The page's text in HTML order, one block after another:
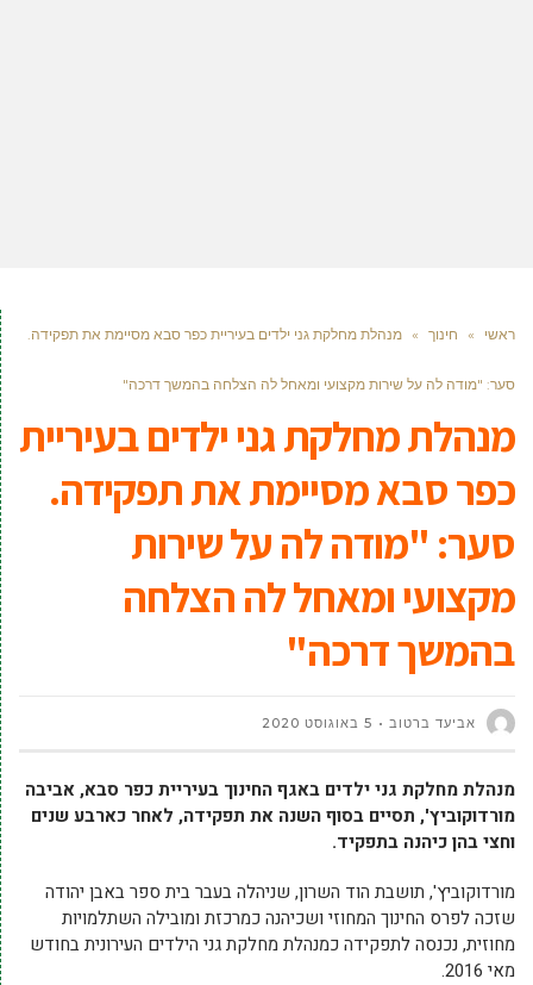
ראשי » חינוך » מנהלת מחלקת גני ילדים בעיריית כפר סבא מסיימת את תפקידה.
סער: "מודה לה על שירות מקצועי ומאחל לה הצלחה בהמשך דרכה"
מנהלת מחלקת גני ילדים בעיריית
כפר סבא מסיימת את תפקידה.
סער: "מודה לה על שירות
מקצועי ומאחל לה הצלחה
בהמשך דרכה"
אביעד ברטוב 5 באוגוסט 2020
מנהלת מחלקת גני ילדים באגף החינוך בעיריית כפר סבא, אביבה
מורדוקוביץ', תסיים בסוף השנה את תפקידה, לאחר כארבע שנים
וחצי בהן כיהנה בתפקיד.
מורדוקוביץ', תושבת הוד השרון, שניהלה בעבר בית ספר באבן יהודה
שזכה לפרס החינוך המחוזי ושכיהנה כמרכזת ומובילה השתלמויות
מחוזית, נכנסה לתפקידה כמנהלת מחלקת גני הילדים העירונית בחודש
מאי 2016.